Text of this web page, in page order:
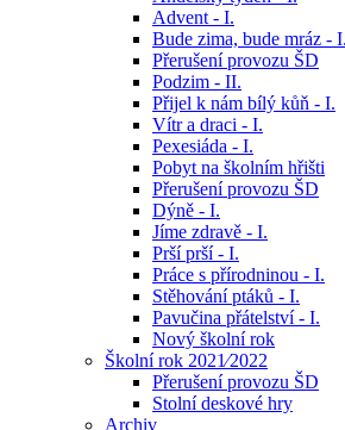
Advent - I.
Bude zima, bude mráz - I.
Přerušení provozu ŠD
Podzim - II.
Přijel k nám bílý kůň - I.
Vítr a draci - I.
Pexesiáda - I.
Pobyt na školním hřišti
Přerušení provozu ŠD
Dýně - I.
Jíme zdravě - I.
Prší prší - I.
Práce s přírodninou - I.
Stěhování ptáků - I.
Pavučina přátelství - I.
Nový školní rok
Školní rok 2021⁄2022
Přerušení provozu ŠD
Stolní deskové hry
Archiv